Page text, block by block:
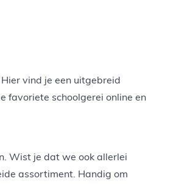
vind je een uitgebreid
favoriete schoolgerei online en
Wist je dat we ook allerlei
assortiment. Handig om